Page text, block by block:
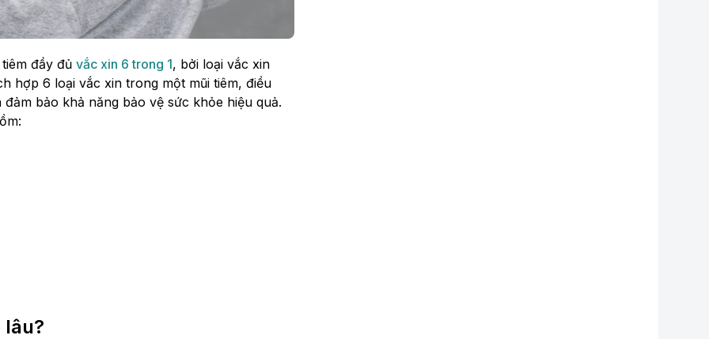
đầy đủ vắc xin 6 trong 1, bởi loại vắc xin
hợp 6 loại vắc xin trong một mũi tiêm, điều
bảo khả năng bảo vệ sức khỏe hiệu quả.
lâu?